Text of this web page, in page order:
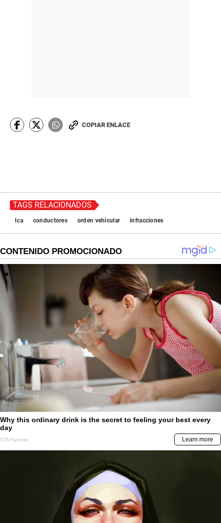
COPIAR ENLACE
TAGS RELACIONADOS
Ica conductores orden vehicular infracciones